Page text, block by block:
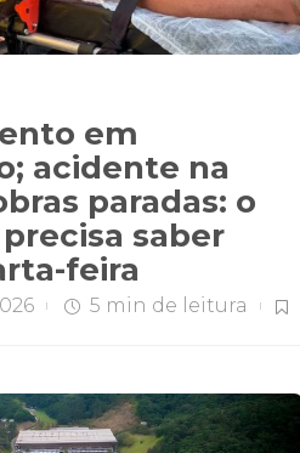
em
acidente na
paradas: o
saber
feira
5 min de leitura